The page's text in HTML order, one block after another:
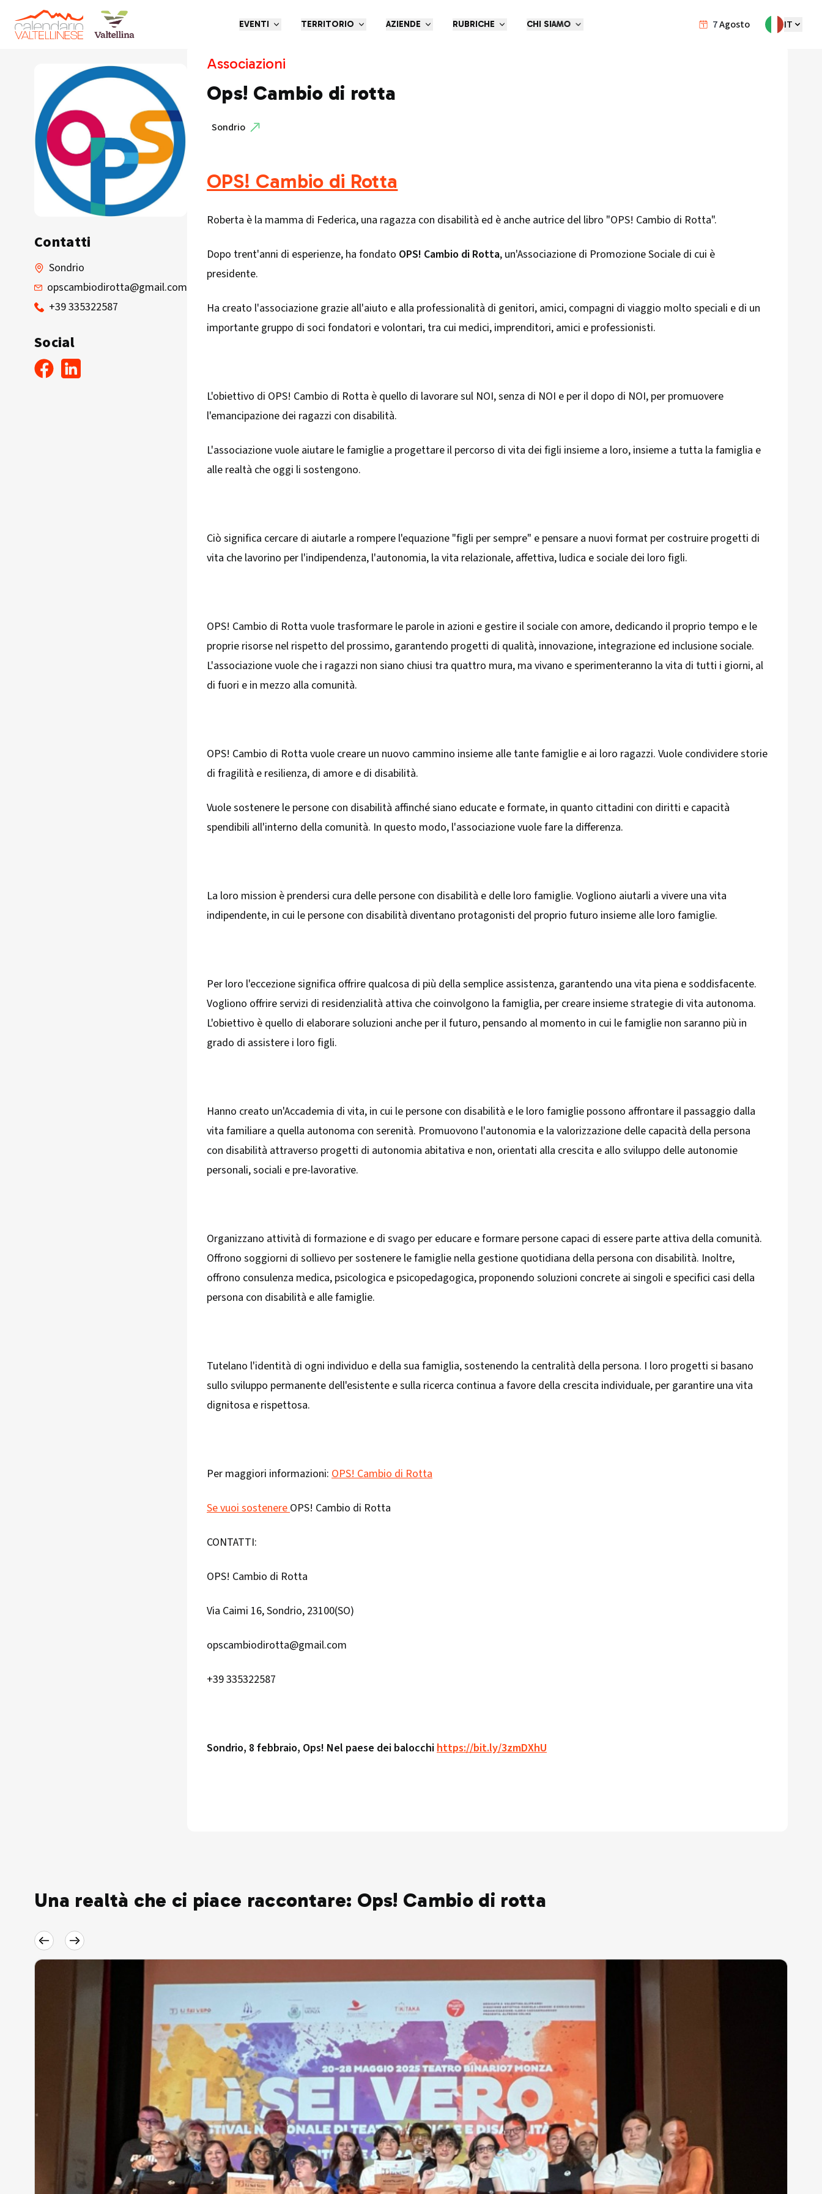
7Agosto IT
EVENTI TERRITORIO AZIENDE RUBRICHE CHI SIAMO
Contatti
Sondrio
opscambiodirotta@gmail.com
+39 335322587
Social
Associazioni
Ops! Cambio di rotta
Sondrio
OPS! Cambio di Rotta
Roberta è la mamma di Federica, una ragazza con disabilità ed è anche autrice del libro "OPS! Cambio di Rotta".
Dopo trent'anni di esperienze, ha fondato OPS! Cambio di Rotta, un'Associazione di Promozione Sociale di cui è
presidente.
Ha creato l'associazione grazie all'aiuto e alla professionalità di genitori, amici, compagni di viaggio molto speciali e di un
importante gruppo di soci fondatori e volontari, tra cui medici, imprenditori, amici e professionisti.
L'obiettivo di OPS! Cambio di Rotta è quello di lavorare sul NOI, senza di NOI e per il dopo di NOI, per promuovere
l'emancipazione dei ragazzi con disabilità.
L'associazione vuole aiutare le famiglie a progettare il percorso di vita dei figli insieme a loro, insieme a tutta la famiglia e
alle realtà che oggi li sostengono.
Ciò significa cercare di aiutarle a rompere l'equazione "figli per sempre" e pensare a nuovi format per costruire progetti di
vita che lavorino per l'indipendenza, l'autonomia, la vita relazionale, affettiva, ludica e sociale dei loro figli.
OPS! Cambio di Rotta vuole trasformare le parole in azioni e gestire il sociale con amore, dedicando il proprio tempo e le
proprie risorse nel rispetto del prossimo, garantendo progetti di qualità, innovazione, integrazione ed inclusione sociale.
L'associazione vuole che i ragazzi non siano chiusi tra quattro mura, ma vivano e sperimenteranno la vita di tutti i giorni, al
di fuori e in mezzo alla comunità.
OPS! Cambio di Rotta vuole creare un nuovo cammino insieme alle tante famiglie e ai loro ragazzi. Vuole condividere storie
di fragilità e resilienza, di amore e di disabilità.
Vuole sostenere le persone con disabilità affinché siano educate e formate, in quanto cittadini con diritti e capacità
spendibili all'interno della comunità. In questo modo, l'associazione vuole fare la differenza.
La loro mission è prendersi cura delle persone con disabilità e delle loro famiglie. Vogliono aiutarli a vivere una vita
indipendente, in cui le persone con disabilità diventano protagonisti del proprio futuro insieme alle loro famiglie.
Per loro l'eccezione significa offrire qualcosa di più della semplice assistenza, garantendo una vita piena e soddisfacente.
Vogliono offrire servizi di residenzialità attiva che coinvolgono la famiglia, per creare insieme strategie di vita autonoma.
L'obiettivo è quello di elaborare soluzioni anche per il futuro, pensando al momento in cui le famiglie non saranno più in
grado di assistere i loro figli.
Hanno creato un'Accademia di vita, in cui le persone con disabilità e le loro famiglie possono affrontare il passaggio dalla
vita familiare a quella autonoma con serenità. Promuovono l'autonomia e la valorizzazione delle capacità della persona
con disabilità attraverso progetti di autonomia abitativa e non, orientati alla crescita e allo sviluppo delle autonomie
personali, sociali e pre-lavorative.
Organizzano attività di formazione e di svago per educare e formare persone capaci di essere parte attiva della comunità.
Offrono soggiorni di sollievo per sostenere le famiglie nella gestione quotidiana della persona con disabilità. Inoltre,
offrono consulenza medica, psicologica e psicopedagogica, proponendo soluzioni concrete ai singoli e specifici casi della
persona con disabilità e alle famiglie.
Tutelano l'identità di ogni individuo e della sua famiglia, sostenendo la centralità della persona. I loro progetti si basano
sullo sviluppo permanente dell'esistente e sulla ricerca continua a favore della crescita individuale, per garantire una vita
dignitosa e rispettosa.
Per maggiori informazioni: OPS! Cambio di Rotta
Se vuoi sostenereOPS! Cambio di Rotta
CONTATTI:
OPS! Cambio di Rotta
Via Caimi 16, Sondrio, 23100(SO)
opscambiodirotta@gmail.com
+39 335322587
Sondrio, 8 febbraio, Ops! Nel paese dei balocchihttps://bit.ly/3zmDXhU
Una realtà che ci piace raccontare: Ops! Cambio di rotta